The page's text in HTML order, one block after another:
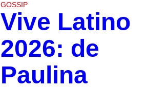
GOSSIP
Vive Latino
2026: de
Paulina